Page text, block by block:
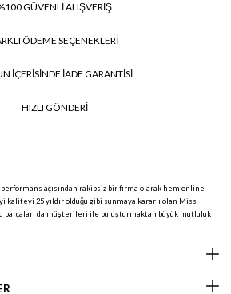
GÜVENLİ ALIŞVERİŞ
ÖDEME SEÇENEKLERİ
İÇERİSİNDE İADE GARANTİSİ
HIZLI GÖNDERİ
açısından rakipsiz bir firma olarak hem online
kaliteyi 25 yıldır olduğu gibi sunmaya kararlı olan Miss
parçaları da müşterileri ile buluşturmaktan büyük mutluluk